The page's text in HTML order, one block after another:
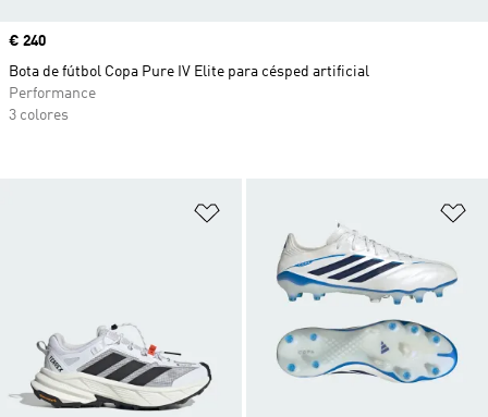
Precio
€ 240
Bota de fútbol Copa Pure IV Elite para césped artificial
Performance
3 colores